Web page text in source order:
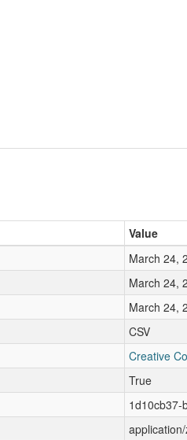
Value
March 24,
March 24,
March 24,
CSV
Creative
True
1d10cb37-